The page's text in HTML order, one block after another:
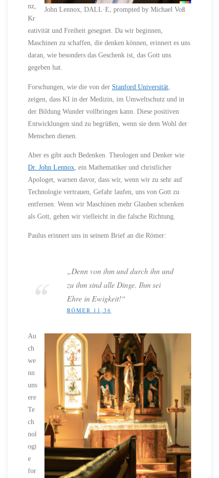
John Lennox, DALL·E, prompted by Michael Voß
nz,
Kr
eativität und Freiheit gesegnet. Da wir beginnen,
Maschinen zu schaffen, die denken können, erinnert es uns
daran, wie besonders das Geschenk ist, das Gott uns
gegeben hat.
Forschungen, wie die von der Stanford Universität
zeigen, dass KI in der Medizin, im Umweltschutz und in
der Bildung Wunder vollbringen kann. Diese positiven
Entwicklungen sind zu begrüßen, wenn sie dem Wohl der
Menschen dienen.
Aber es gibt auch Bedenken. Theologen und Denker wie
Dr. John Lennox , ein Mathematiker und christlicher
Apologet, warnen davor, dass wir, wenn wir zu sehr auf
Technologie vertrauen, Gefahr laufen, uns von Gott zu
entfernen. Wenn wir Maschinen mehr Glauben schenken
als Gott, gehen wir vielleicht in die falsche Richtung.
Paulus erinnert uns in seinem Brief an die Römer:
„Denn von ihm und durch ihn und
zu ihm sind alle Dinge. Ihm sei
Ehre in Ewigkeit!“
RÖMER 11,36
Au
ch
we
nn
uns
ere
Te
ch
nol
ogi
e
for